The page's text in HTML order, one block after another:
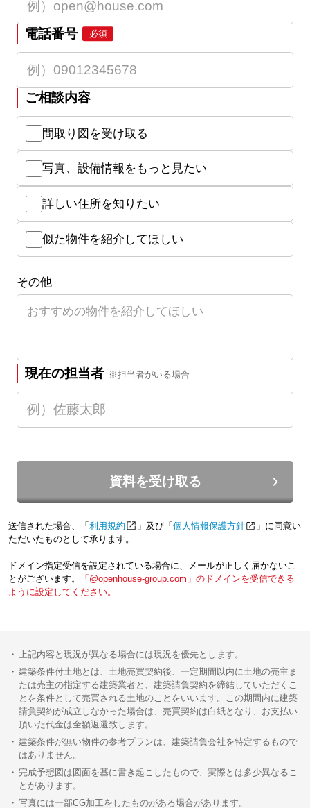
電話番号 必須
ご相談内容
間取り図を受け取る
写真、設備情報をもっと見たい
詳しい住所を知りたい
似た物件を紹介してほしい
その他
現在の担当者 ※担当者がいる場合
資料を受け取る
送信された場合、「利用規約 」及び「個人情報保護方針
」に同意い
ただいたものとして承ります。
ドメイン指定受信を設定されている場合に、メールが正しく届かないこ
とがございます。
「@openhouse-group.com」のドメインを受信できる
ように設定してください。
上記内容と現況が異なる場合には現況を優先とします。
建築条件付土地とは、土地売買契約後、一定期間以内に土地の売主ま
たは売主の指定する建築業者と、建築請負契約を締結していただくこ
とを条件として売買される土地のことをいいます。この期間内に建築
請負契約が成立しなかった場合は、売買契約は白紙となり、お支払い
頂いた代金は全額返還致します。
建築条件が無い物件の参考プランは、建築請負会社を特定するもので
はありません。
完成予想図は図面を基に書き起こしたもので、実際とは多少異なるこ
とがあります。
写真には一部CG加工をしたものがある場合があります。